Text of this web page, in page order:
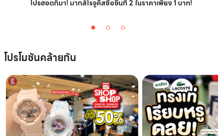
โปรฮอตก็มา! มากส์โรจูคิสซื้อชิ้นที่ 2 ในราคาเพียง 1 บาท!
โปรโมชันคล้ายกัน